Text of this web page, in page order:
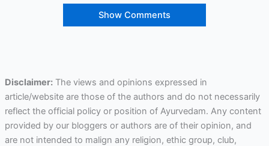
Show Comments
Disclaimer:The views and opinions expressed in
article/website are those of the authors and do not necessarily
reflect the official policy or position of Ayurvedam. Any content
provided by our bloggers or authors are of their opinion, and
are not intended to malign any religion, ethic group, club,